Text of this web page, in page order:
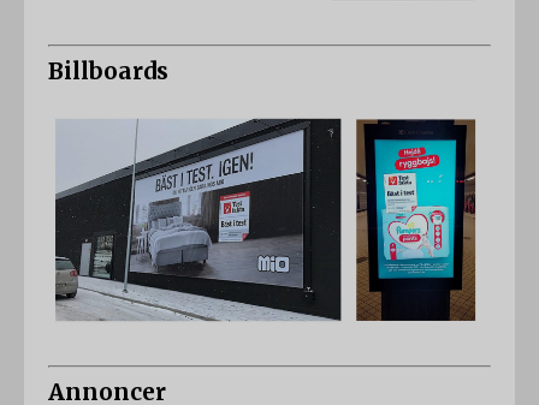
Billboards
Annoncer